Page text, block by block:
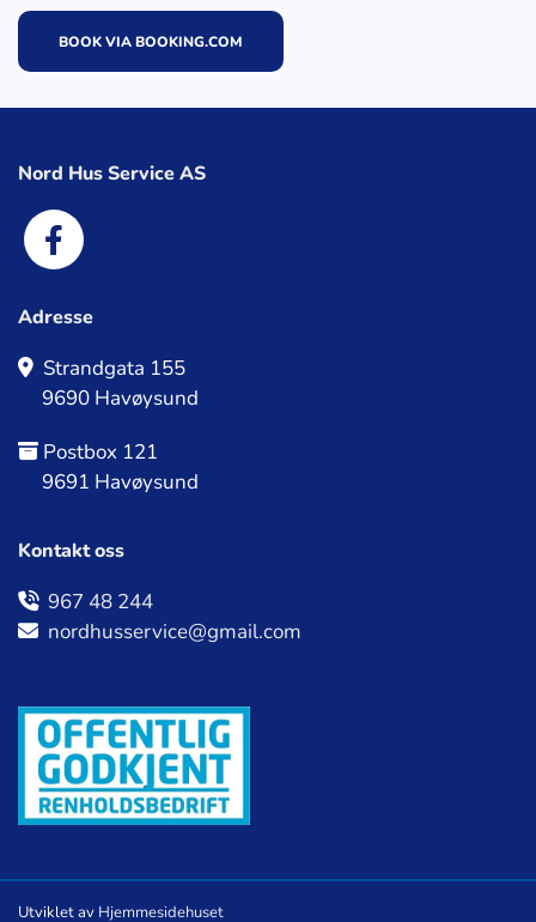
BOOK VIA BOOKING.COM
Nord Hus Service AS
Adresse
 Strandgata 155
9690 Havøysund
 Postbox 121
9691 Havøysund
Kontakt oss
 967 48 244
 nordhusservice@gmail.com
Utviklet av Hjemmesidehuset